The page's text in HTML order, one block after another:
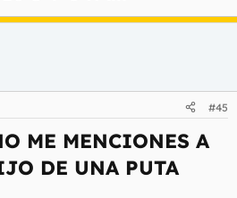
#45
ME MENCIONES A
DE UNA PUTA